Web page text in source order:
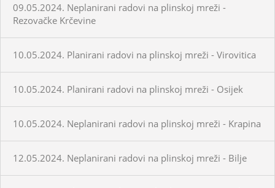
09.05.2024. Neplanirani radovi na plinskoj mreži -
Rezovačke Krčevine
10.05.2024. Planirani radovi na plinskoj mreži - Virovitica
10.05.2024. Planirani radovi na plinskoj mreži - Osijek
10.05.2024. Neplanirani radovi na plinskoj mreži - Krapina
12.05.2024. Neplanirani radovi na plinskoj mreži - Bilje